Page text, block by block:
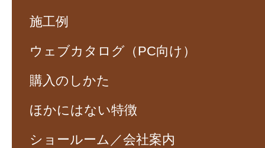
施工例
ウェブカタログ（PC向け）
購入のしかた
ほかにはない特徴
ショールーム／会社案内